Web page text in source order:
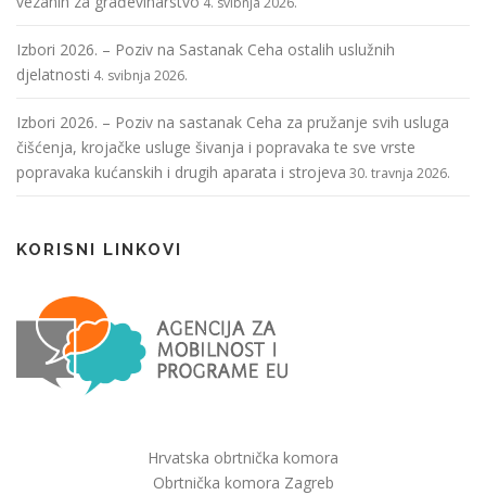
Izbori 2026. – Poziv na Sastanak Ceha ostalih uslužnih
djelatnosti 4. svibnja 2026.
Izbori 2026. – Poziv na sastanak Ceha za pružanje svih usluga
čišćenja, krojačke usluge šivanja i popravaka te sve vrste
popravaka kućanskih i drugih aparata i strojeva 30. travnja 2026.
KORISNI LINKOVI
Hrvatska obrtnička komora
Obrtnička komora Zagreb